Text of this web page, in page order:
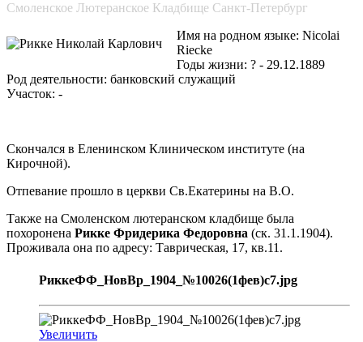
Смоленское Лютеранское Кладбище Санкт-Петербург
Имя на родном языке: Nicolai
Riecke
Годы жизни: ? - 29.12.1889
Род деятельности: банковский служащий
Участок: -
Скончался в Еленинском Клиническом институте (на
Кирочной).
Отпевание прошло в церкви Св.Екатерины на В.О.
Также на Смоленском лютеранском кладбище была
похоронена Рикке Фридерика Федоровна (ск. 31.1.1904).
Проживала она по адресу: Таврическая, 17, кв.11.
РиккеФФ_НовВр_1904_№10026(1фев)c7.jpg
Увеличить